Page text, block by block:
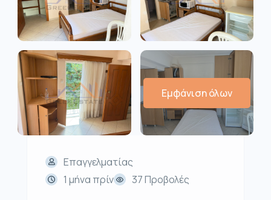
Εμφάνιση όλων
Επαγγελματίας
1 μήνα πρίν
37 Προβολές